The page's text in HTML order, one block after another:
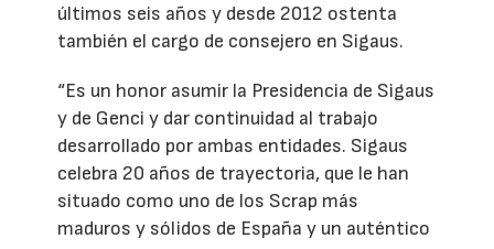
últimos seis años y desde 2012 ostenta
también el cargo de consejero en Sigaus.
“Es un honor asumir la Presidencia de Sigaus
y de Genci y dar continuidad al trabajo
desarrollado por ambas entidades. Sigaus
celebra 20 años de trayectoria, que le han
situado como uno de los Scrap más
maduros y sólidos de España y un auténtico